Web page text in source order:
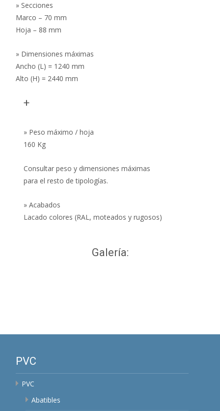
» Secciones
Marco – 70 mm
Hoja – 88 mm
» Dimensiones máximas
Ancho (L) = 1240 mm
Alto (H) = 2440 mm
+
» Peso máximo / hoja
160 Kg
Consultar peso y dimensiones máximas
para el resto de tipologías.
» Acabados
Lacado colores (RAL, moteados y rugosos)
Galería:
PVC
PVC
Abatibles